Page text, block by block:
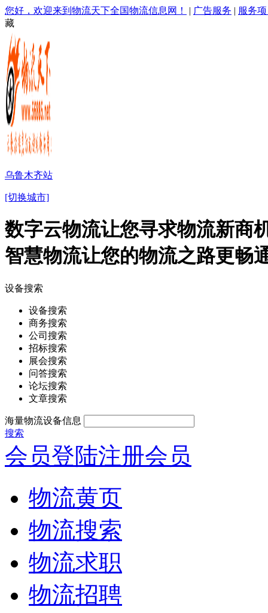
您好，欢迎来到物流天下全国物流信息网！ | 广告服务 | 服务
藏
乌鲁木齐站
[切换城市]
数字云物流让您寻求物流新商
智慧物流让您的物流之路更畅
设备搜索
设备搜索
商务搜索
公司搜索
招标搜索
展会搜索
问答搜索
论坛搜索
文章搜索
海量物流设备信息
搜索
会员登陆注册会员
物流黄页
物流搜索
物流求职
物流招聘